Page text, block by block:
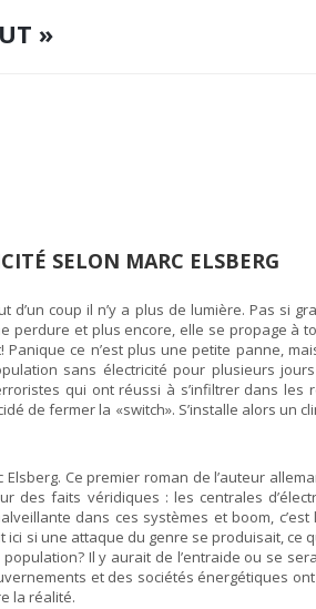
»
SELON MARC ELSBERG
coup il n’y a plus de lumière. Pas si
perdure et plus encore, elle se propage à
ce n’est plus une petite panne,
sans électricité pour plusieurs
qui ont réussi à s’infiltrer dans les
de fermer la «switch». S’installe alors un
Ce premier roman de l’auteur
des faits véridiques : les centrales
dans ces systèmes et boom,
si une attaque du genre se produisait, ce
Il y aurait de l’entraide ou se
et des sociétés énergétiques
la réalité.